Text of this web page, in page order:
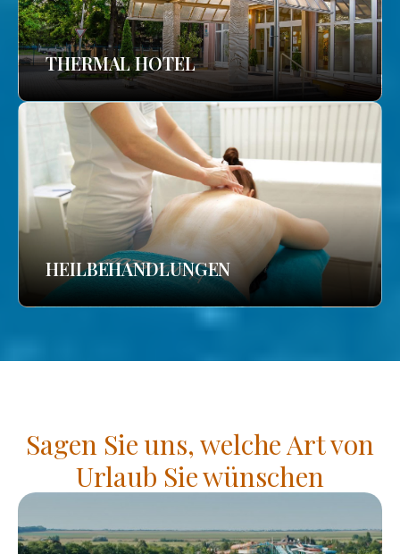
THERMAL HOTEL
HEILBEHANDLUNGEN
Sagen Sie uns, welche Art von
Urlaub Sie wünschen